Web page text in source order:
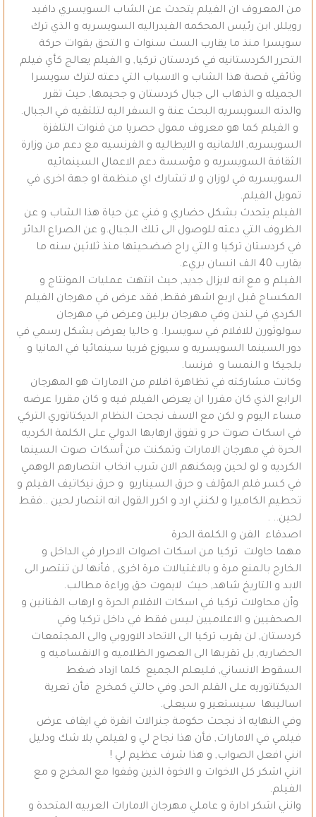
من المعروف ان الفيلم يتحدث عن الشاب السويسري دافيد
رويللر, ابن رئيس المحكمه الفيدراليه السويسريه و الذي ترك
سويسرا منذ ما يقارب الست سنوات و التحق بقوات حركة
التحرر الكردستانيه في كردستان تركيا, و الفيلم يعالج كأي فيلم
وثائقي قصة هذا الشاب و الاسباب التي دعته لترك سويسرا
الجميله و الذهاب الى جبال كردستان و جحيمها, حيث تقرر
والدته السويسريه البحث عنة و السفر اليه لتلتقيه في الجبال.
و الفيلم كما هو معروف ممول حصريا من قنوات التلفزة
السويسريه, الالمانيه و الايطاليه و الفرنسيه مع دعم من وزارة
الثقافة السويسريه و مؤسسة دعم الاعمال السينمائيه
السويسريه في لوزان و لا تشارك اي منظمة او جهة اخرى في
تمويل الفيلم.
الفيلم يتحدث بشكل حضاري و فني عن حياة هذا الشاب و عن
الظروف التي دعته للوصول الى تلك الجبال.و عن الصراع الدائر
في كردستان تركيا و التي راح ضضحيتها منذ ثلاثين سنه ما
يقارب 40 الف انسان بريء.
الفيلم و مع انه لايزال جديد, حيث انتهت عمليات المونتاج و
المكساج قبل اربع اشهر فقط, فقد عرض في مهرجان الفيلم
الكردي في لندن وفي مهرجان برلين وعرض في مهرجان
سولوثورن للافلام في سويسرا. و حاليا يعرض بشكل رسمي في
دور السينما السويسريه و سيوزع قريبا سينمائيا في المانيا و
بلجيكا و النمسا و فرنسا.
وكانت مشاركته في تظاهرة افلام من الامارات هو المهرجان
الرابع الذي كان مقررا ان يعرض الفيلم فيه و كان مقررا عرضه
مساء اليوم و لكن مع الاسف نجحت النظام الديكتاتوري التركي
في اسكات صوت حر و تفوق ارهابها الدولي على الكلمة الكرديه
الحرة في مهرجان الامارات وتمكنت من أسكات صوت السينما
الكرديه و لو لحين ويمكنهم الان شرب انخاب انتصارهم الوهمي
في كسر قلم المؤلف و حرق السيناريو و حرق نيكاتيف الفيلم و
تحطيم الكاميرا و لكنني ارد و اكرر القول انه انتصار لحين ..فقط
لحين.. .
اصدقاء الفن و الكلمة الحرة
مهما حاولت تركيا من اسكات اصوات الاحرار في الداخل و
الخارج بالمنع مرة و بالاغتيالات مرة اخرى , فأنها لن تنتصر الى
الابد و التاريخ شاهد, حيث لايموت حق وراءة مطالب.
وأن محاولات تركيا في اسكات الاقلام الحرة و ارهاب الفنانين و
الصحفيين و الاعلاميين ليس فقط في داخل تركيا وفي
كردستان, لن يقرب تركيا الى الاتحاد الاوروبي والى المجتمعات
الحضاريه, بل تقربها الى العصور الظلاميه و الانقساميه و
السقوط الانساني, فليعلم الجميع كلما ازداد ضغط
الديكتاتوريه على القلم الحر, وفي حالتي كمخرج فأن تعرية
اساليبها سيستعير و سيعلى.
وفي النهايه اذ نجحت حكومة جنرالات انقرة في ايقاف عرض
فيلمي في الامارات, فأن هذا نجاح لي و لفيلمي بلا شك ودليل
انني افعل الصواب, و هذا شرف عظيم لي !
انني اشكر كل الاخوات و الاخوة الذين وقفوا مع المخرج و مع
الفيلم.
وانني اشكر ادارة و عاملي مهرجان الامارات العربيه المتحدة و